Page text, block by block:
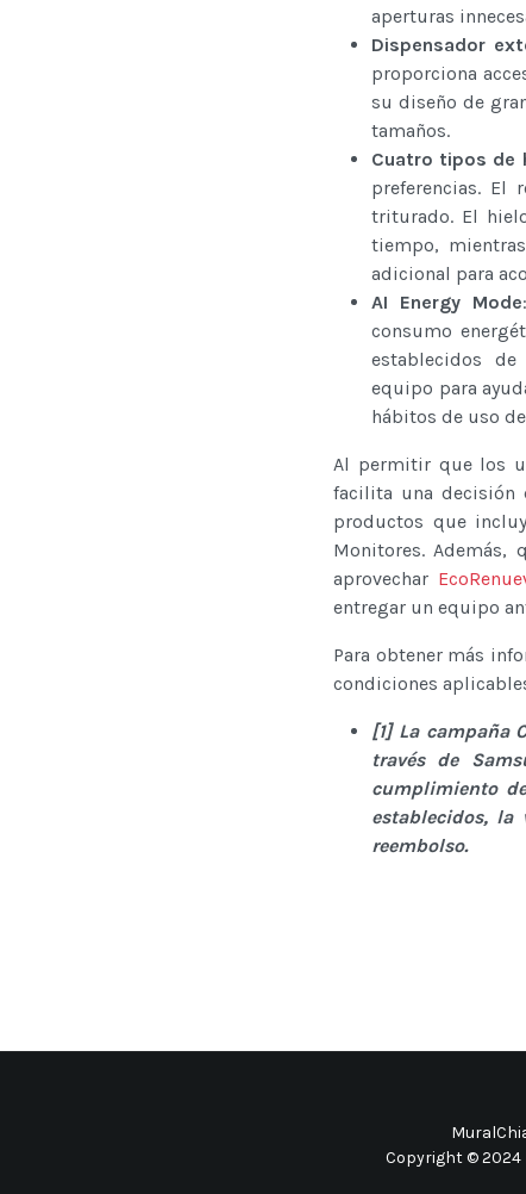
aperturas
Dispensador
proporciona
su diseño de
tamaños.
Cuatro tipos de
preferencias. El
triturado. El
tiempo,
adicional para
AI Energy Mode
consumo
establecidos
equipo para
hábitos de uso
Al permitir que los
facilita una decisión
productos que
Monitores. Además,
aprovechar
entregar un equipo
Para obtener más
condiciones
[1] La campaña
través de
cumplimiento
establecidos,
reembolso.
Copyright © 2024